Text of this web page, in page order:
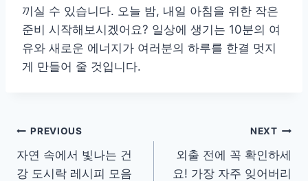
끼실 수 있습니다. 오늘 밤, 내일 아침을 위한 작은
준비 시작해보시겠어요? 일상에 생기는 10분의 여
유와 새로운 에너지가 여러분의 하루를 한결 멋지
게 만들어 줄 것입니다.
글
탐
PREVIOUS
자연 속에서 빛나는 건
강 도시락 레시피 모음
NEXT
외출 전에 꼭 확인하세
요! 가장 자주 잊어버리